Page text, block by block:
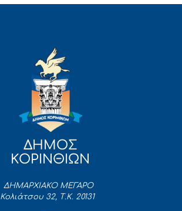
ΔΗΜΟΣ
ΚΟΡΙΝΘΙΩΝ
ΔΗΜΑΡΧΙΑΚΟ ΜΕΓΑΡΟ
Κολιάτσου 32, Τ.Κ. 20131